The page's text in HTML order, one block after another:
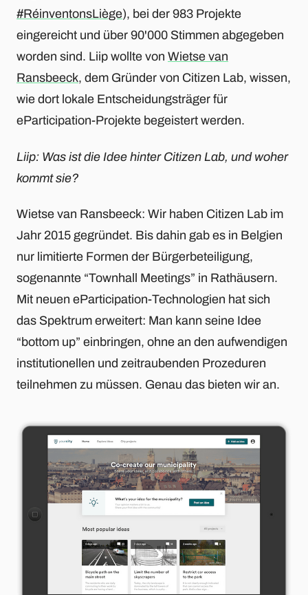
#RéinventonsLiège), bei der 983 Projekte
eingereicht und über 90'000 Stimmen abgegeben
worden sind. Liip wollte von Wietse van
Ransbeeck, dem Gründer von Citizen Lab, wissen,
wie dort lokale Entscheidungsträger für
eParticipation-Projekte begeistert werden.
Liip: Was ist die Idee hinter Citizen Lab, und woher
kommt sie?
Wietse van Ransbeeck: Wir haben Citizen Lab im
Jahr 2015 gegründet. Bis dahin gab es in Belgien
nur limitierte Formen der Bürgerbeteiligung,
sogenannte “Townhall Meetings” in Rathäusern.
Mit neuen eParticipation-Technologien hat sich
das Spektrum erweitert: Man kann seine Idee
“bottom up” einbringen, ohne an den aufwendigen
institutionellen und zeitraubenden Prozeduren
teilnehmen zu müssen. Genau das bieten wir an.